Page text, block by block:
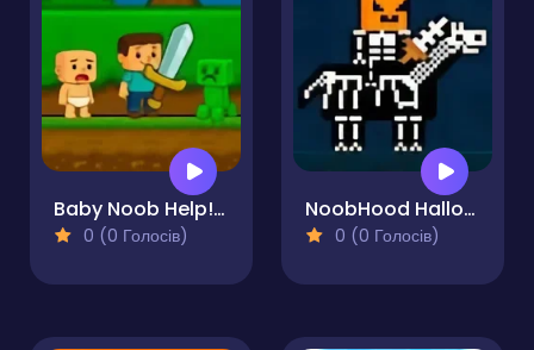
Baby Noob Help! Steve
0 (0 Голосів)
NoobHood HalloweenCraft
0 (0 Голосів)